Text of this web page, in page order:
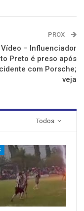
PROX
– Influenciador
Preto é preso após
com Porsche;
veja
Todos